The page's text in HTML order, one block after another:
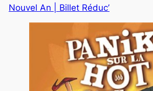
Nouvel An | Billet Réduc’